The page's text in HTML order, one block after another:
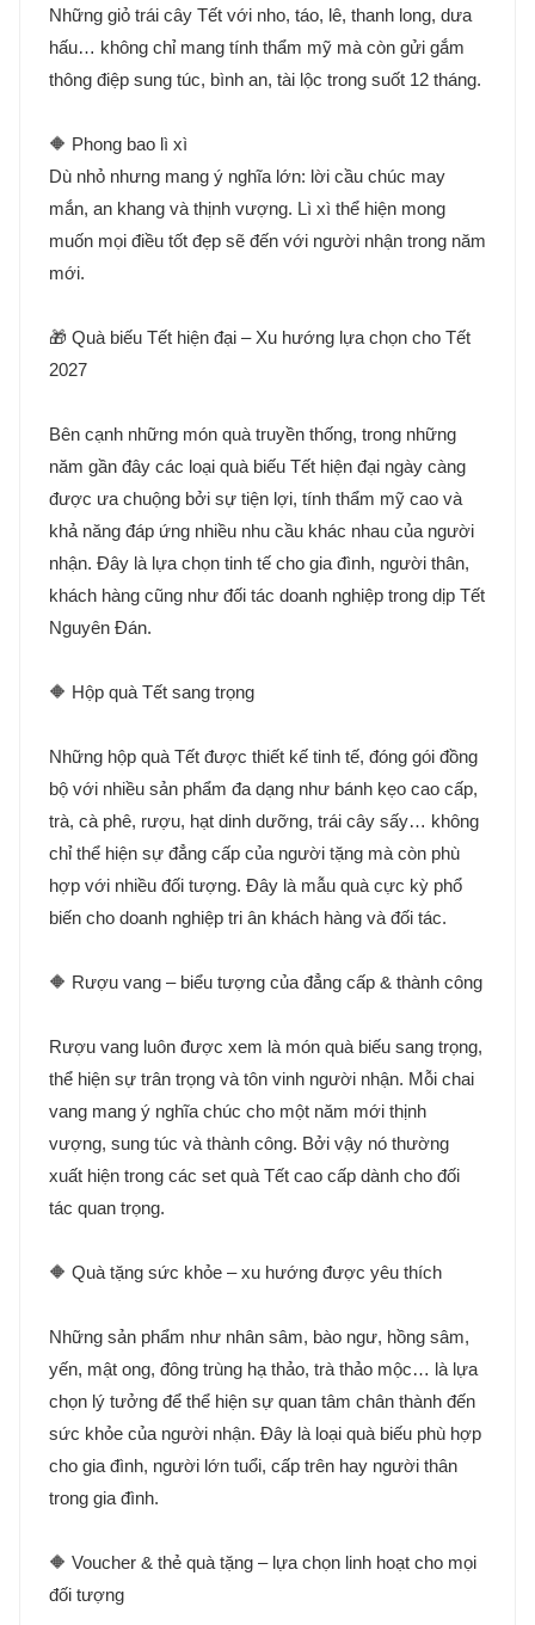
Những giỏ trái cây Tết với nho, táo, lê, thanh long, dưa
hấu… không chỉ mang tính thẩm mỹ mà còn gửi gắm
thông điệp sung túc, bình an, tài lộc trong suốt 12 tháng.
🔶 Phong bao lì xì
Dù nhỏ nhưng mang ý nghĩa lớn: lời cầu chúc may
mắn, an khang và thịnh vượng. Lì xì thể hiện mong
muốn mọi điều tốt đẹp sẽ đến với người nhận trong năm
mới.
🎁 Quà biếu Tết hiện đại – Xu hướng lựa chọn cho Tết
2027
Bên cạnh những món quà truyền thống, trong những
năm gần đây các loại quà biếu Tết hiện đại ngày càng
được ưa chuộng bởi sự tiện lợi, tính thẩm mỹ cao và
khả năng đáp ứng nhiều nhu cầu khác nhau của người
nhận. Đây là lựa chọn tinh tế cho gia đình, người thân,
khách hàng cũng như đối tác doanh nghiệp trong dịp Tết
Nguyên Đán.
🔶 Hộp quà Tết sang trọng
Những hộp quà Tết được thiết kế tinh tế, đóng gói đồng
bộ với nhiều sản phẩm đa dạng như bánh kẹo cao cấp,
trà, cà phê, rượu, hạt dinh dưỡng, trái cây sấy… không
chỉ thể hiện sự đẳng cấp của người tặng mà còn phù
hợp với nhiều đối tượng. Đây là mẫu quà cực kỳ phổ
biến cho doanh nghiệp tri ân khách hàng và đối tác.
🔶 Rượu vang – biểu tượng của đẳng cấp & thành công
Rượu vang luôn được xem là món quà biếu sang trọng,
thể hiện sự trân trọng và tôn vinh người nhận. Mỗi chai
vang mang ý nghĩa chúc cho một năm mới thịnh
vượng, sung túc và thành công. Bởi vậy nó thường
xuất hiện trong các set quà Tết cao cấp dành cho đối
tác quan trọng.
🔶 Quà tặng sức khỏe – xu hướng được yêu thích
Những sản phẩm như nhân sâm, bào ngư, hồng sâm,
yến, mật ong, đông trùng hạ thảo, trà thảo mộc… là lựa
chọn lý tưởng để thể hiện sự quan tâm chân thành đến
sức khỏe của người nhận. Đây là loại quà biếu phù hợp
cho gia đình, người lớn tuổi, cấp trên hay người thân
trong gia đình.
🔶 Voucher & thẻ quà tặng – lựa chọn linh hoạt cho mọi
đối tượng